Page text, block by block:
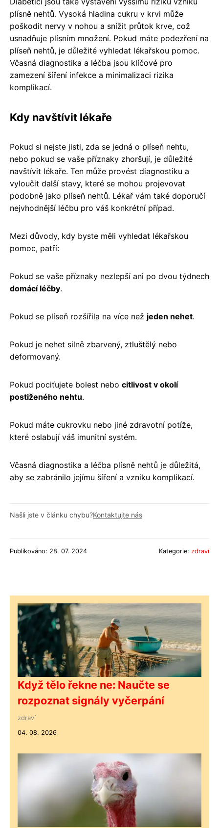
plísně nehtů. Vysoká hladina cukru v krvi může
poškodit nervy v nohou a snížit průtok krve, což
usnadňuje plísním množení. Pokud máte podezření na
plíseň nehtů, je důležité vyhledat lékařskou pomoc.
Včasná diagnostika a léčba jsou klíčové pro
zamezení šíření infekce a minimalizaci rizika
komplikací.
Kdy navštívit lékaře
Pokud si nejste jisti, zda se jedná o plíseň nehtu,
nebo pokud se vaše příznaky zhoršují, je důležité
navštívit lékaře. Ten může provést diagnostiku a
vyloučit další stavy, které se mohou projevovat
podobně jako plíseň nehtů. Lékař vám také doporučí
nejvhodnější léčbu pro váš konkrétní případ.
Mezi důvody, kdy byste měli vyhledat lékařskou
pomoc, patří:
Pokud se vaše příznaky nezlepší ani po dvou týdnech
domácí léčby.
Pokud se plíseň rozšířila na více než jeden nehet.
Pokud je nehet silně zbarvený, ztluštělý nebo
deformovaný.
Pokud pociťujete bolest nebo citlivost v okolí
postiženého nehtu.
Pokud máte cukrovku nebo jiné zdravotní potíže,
které oslabují váš imunitní systém.
Včasná diagnostika a léčba plísně nehtů je důležitá,
aby se zabránilo jejímu šíření a vzniku komplikací.
Našli jste v článku chybu?Kontaktujte nás
Publikováno: 28. 07. 2024 Kategorie: zdraví
Když tělo řekne ne: Naučte se
rozpoznat signály vyčerpání
zdraví
04. 08. 2026